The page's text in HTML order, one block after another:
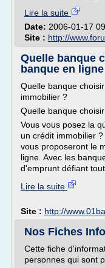
Lire la suite
Date: 2006-01-17
Site : http://
Quelle banque
banque en ligne
Quelle banque
immobilier ?
Quelle banque
Vous vous posez la
un crédit immobilier
vous proposeront le
ligne. Avec les
d'emprunt défiant
Lire la suite
Site : http://
Nos Fiches
Cette fiche
personnes qui sont